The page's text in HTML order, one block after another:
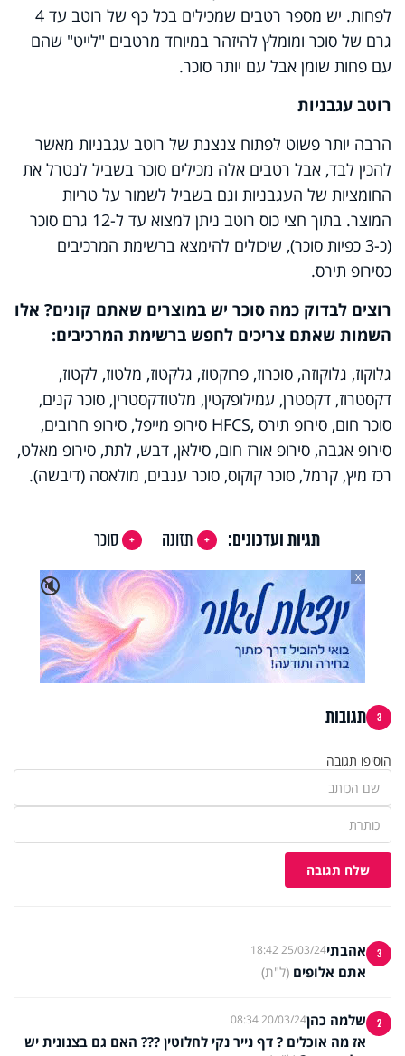
לפחות. יש מספר רטבים שמכילים בכל כף של רוטב עד 4
גרם של סוכר ומומלץ להיזהר במיוחד מרטבים "לייט" שהם
עם פחות שומן אבל עם יותר סוכר.
רוטב עגבניות
הרבה יותר פשוט לפתוח צנצנת של רוטב עגבניות מאשר
להכין לבד, אבל רטבים אלה מכילים סוכר בשביל לנטרל את
החומציות של העגבניות וגם בשביל לשמור על טריות
המוצר. בתוך חצי כוס רוטב ניתן למצוא עד ל-12 גרם סוכר
(כ-3 כפיות סוכר), שיכולים להימצא ברשימת המרכיבים
כסירופ תירס.
רוצים לבדוק כמה סוכר יש במוצרים שאתם קונים? אלו
השמות שאתם צריכים לחפש ברשימת המרכיבים:
גלוקוז, גלוקוזה, סוכרוז, פרוקטוז, גלקטוז, מלטוז, לקטוז,
דקסטרוז, דקסטרן, עמילופקטין, מלטודקסטרין, סוכר קנים,
סוכר חום, סירופ תירס HFCS, סירופ מייפל, סירופ חרובים,
סירופ אגבה, סירופ אורז חום, סילאן, דבש, לתת, סירופ מאלט,
רכז מיץ, קרמל, סוכר קוקוס, סוכר ענבים, מולאסה (דיבשה).
תגיות ועדכונים: תזונה
סוכר
🔇
X
3 תגובות
הוסיפו תגובה
שלח תגובה
3 אהבתי25/03/24 18:42
אתם אלופים (ל"ת)
2 שלמה כהן20/03/24 08:34
אז מה אוכלים ? דף נייר נקי לחלוטין ??? האם גם בצנונית יש